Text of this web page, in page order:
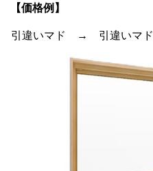
【価格例】
引違いマド → 引違いマド